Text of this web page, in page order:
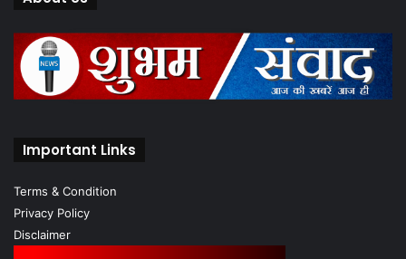
Important Links
Terms & Condition
Privacy Policy
Disclaimer